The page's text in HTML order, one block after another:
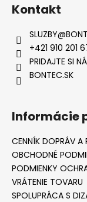
Kontakt
SLUZBY@
+421 910 201
PRIDAJTE SI
BONTEC.SK
Informácie
CENNÍK DOPRÁV A
OBCHODNÉ
PODMIENKY
VRÁTENIE TOVARU
SPOLUPRÁCA S